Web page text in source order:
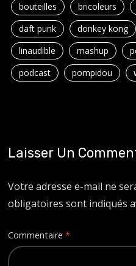
bouteilles
bricoleurs
daft punk
donkey kong
linaudible
mashup
podcast
pompidou
Laisser Un
Votre adresse e-mail ne
obligatoires sont indiqués
Commentaire*